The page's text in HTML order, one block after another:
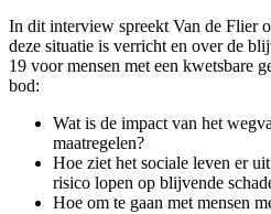
In dit interview spreekt Van de Flier
deze situatie is verricht en over de
19 voor mensen met een kwetsbare
bod:
Wat is de impact van het
maatregelen?
Hoe ziet het sociale leven er
risico lopen op blijvende
Hoe om te gaan met mensen